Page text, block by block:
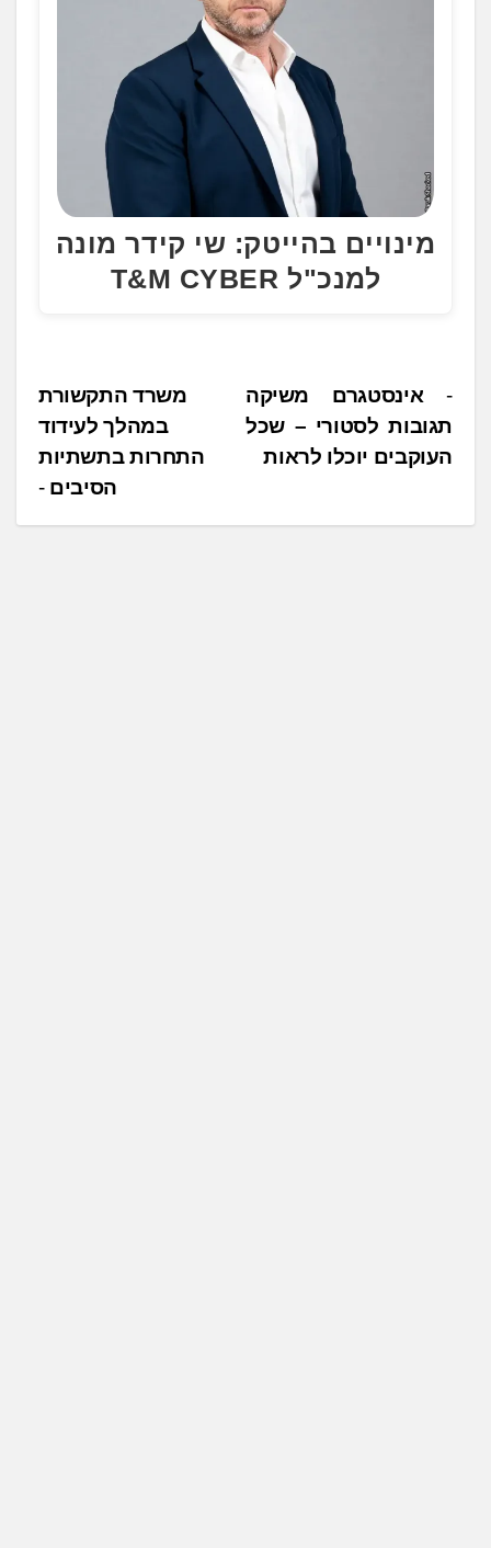
מינויים בהייטק: שי קידר מונה
למנכ"ל T&M CYBER
נ
י
ו
משרד התקשורת
במהלך לעידוד
התחרות בתשתיות
הסיבים
אינסטגרם משיקה
תגובות לסטורי – שכל
העוקבים יוכלו לראות